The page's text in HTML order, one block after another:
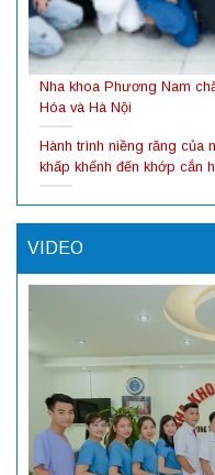
Nha khoa Phương Nam
Hóa và Hà Nội
Hành trình niềng răng của
khấp khểnh đến khớp cắn
VIDEO